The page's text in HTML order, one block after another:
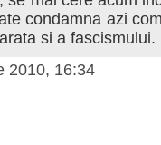
condamna azi
si a fascismului.
2010, 16:34